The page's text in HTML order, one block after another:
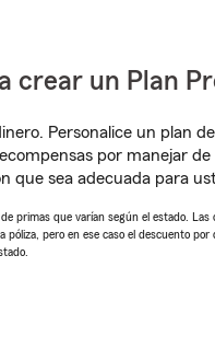
crear un Plan
Personalice un plan
por manejar
que sea adecuada para
primas que varían según el estado.
pero en ese caso el descuento